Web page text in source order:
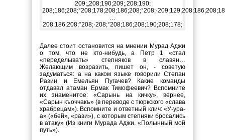
Далее стоит остановится на мнении Мурад Аджи
о том, что не кто-нибудь, а Петр 1 «стал
«переделывать» степняков в славян…
Желающим возразить, пишет он, - советую
задуматься: а на каком языке говорили Степан
Разин и Емельян Пугачев? Какие команды
отдавал атаман Ермак Тимофеевич? Вспомните
их знаменитое: «Сарынь на кичку», вернее,
«Сарын къоччакъ» (в переводе с тюркского «слава
храбрецам»). Вспомните и ответный клич: «У-ура-
а» («бей», «рази»), с которым степняки бросались
в атаку» (Из книги Мурада Аджи. «Полынный мой
путь»).